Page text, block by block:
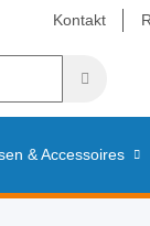
Kontakt
& Accessoires